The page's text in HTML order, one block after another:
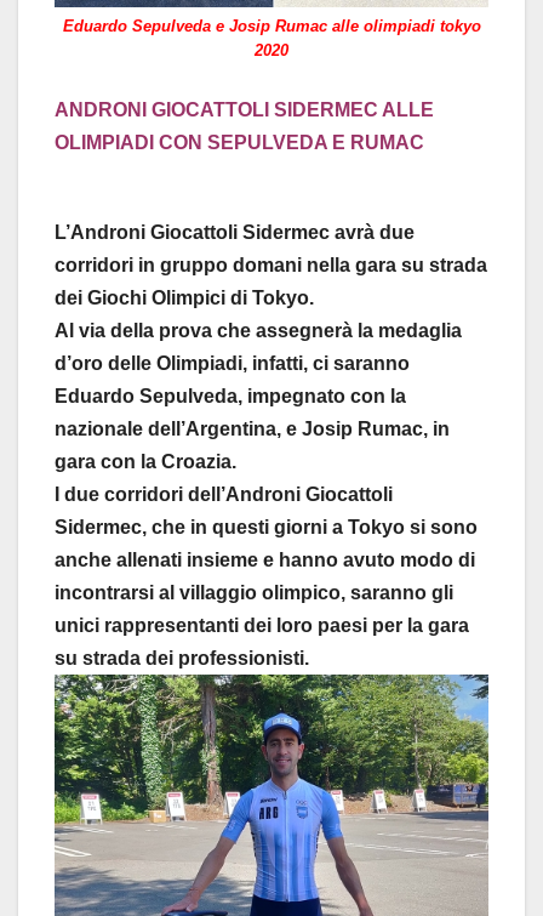
Eduardo Sepulveda e Josip Rumac alle olimpiadi tokyo
2020
ANDRONI GIOCATTOLI SIDERMEC ALLE
OLIMPIADI CON SEPULVEDA E RUMAC
L’Androni Giocattoli Sidermec avrà due
corridori in gruppo domani nella gara su strada
dei Giochi Olimpici di Tokyo.
Al via della prova che assegnerà la medaglia
d’oro delle Olimpiadi, infatti, ci saranno
Eduardo Sepulveda, impegnato con la
nazionale dell’Argentina, e Josip Rumac, in
gara con la Croazia.
I due corridori dell’Androni Giocattoli
Sidermec, che in questi giorni a Tokyo si sono
anche allenati insieme e hanno avuto modo di
incontrarsi al villaggio olimpico, saranno gli
unici rappresentanti dei loro paesi per la gara
su strada dei professionisti.